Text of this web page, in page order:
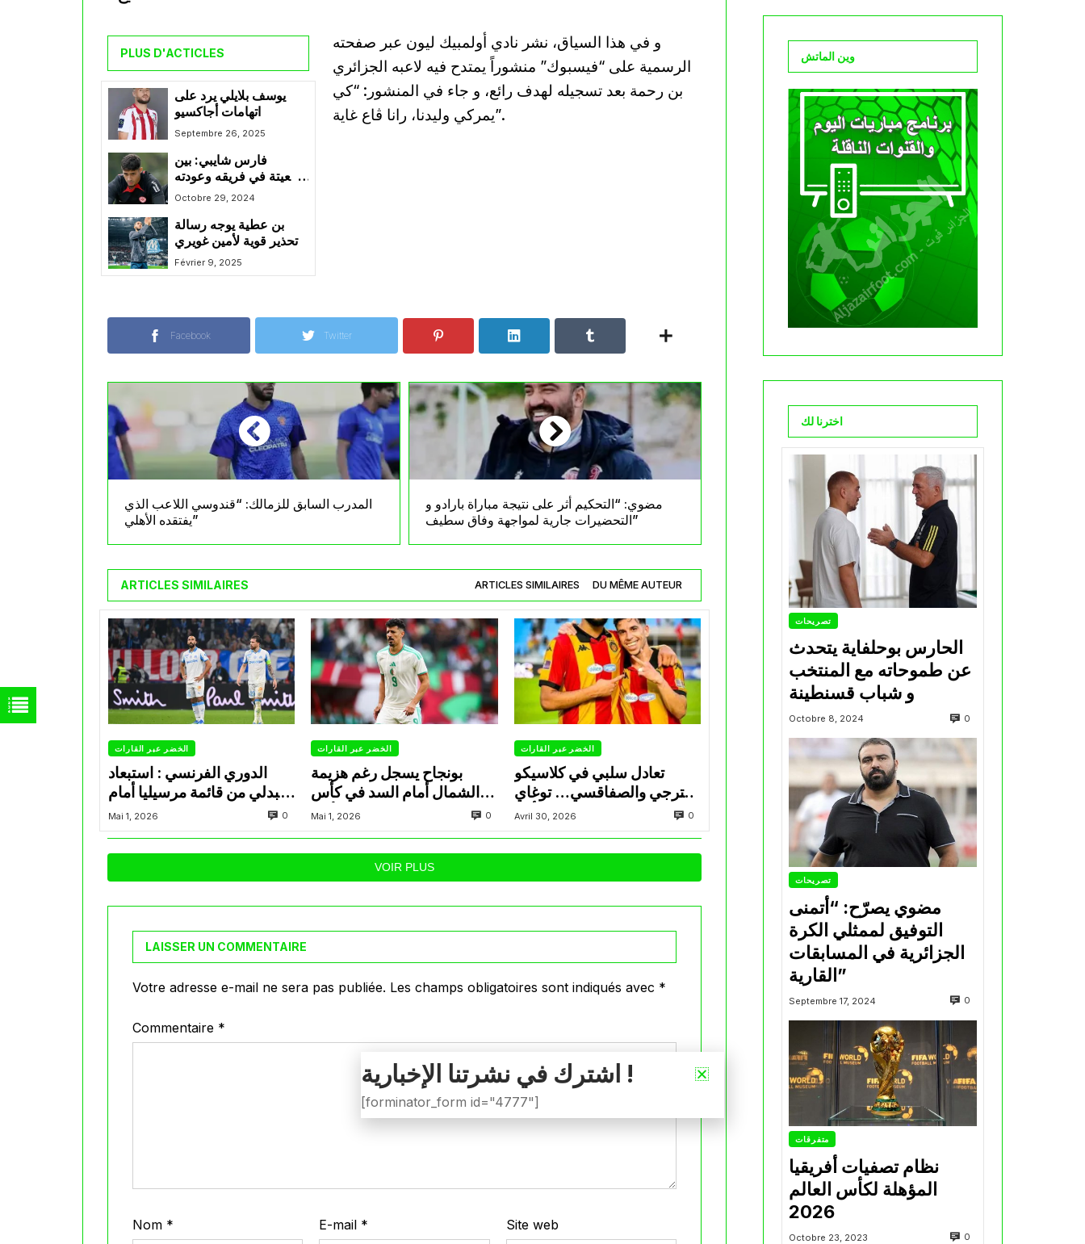
PLUS D'ACTICLES
يوسف بلايلي يرد على
اتهامات أجاكسيو
Septembre 26, 2025
فارس شايبي: بين
وضعيتة في فريقه وعودته
للمنتخب ،اللاعب مطالب
Octobre 29, 2024
بن عطية يوجه رسالة
تحذير قوية لأمين غويري
Février 9, 2025
و في هذا السياق، نشر نادي أولمبيك ليون عبر صفحته
الرسمية على “فيسبوك” منشوراً يمتدح فيه لاعبه الجزائري
بن رحمة بعد تسجيله لهدف رائع، و جاء في المنشور: “كي
يمركي وليدنا، رانا ڨاع غاية”.
Facebook Twitter
المدرب السابق للزمالك: “قندوسي اللاعب الذي
يفتقده الأهلي”
مضوي: “التحكيم أثر على نتيجة مباراة بارادو و
التحضيرات جارية لمواجهة وفاق سطيف”
ARTICLES SIMILAIRES ARTICLES SIMILAIRES DU MÊME AUTEUR
الخضر عبر القارات
الدوري الفرنسي : استبعاد
عبدلي من قائمة مرسيليا أمام
نانت
Mai 1, 2026 0
الخضر عبر القارات
بونجاح يسجل رغم هزيمة
الشمال أمام السد في كأس
الأمير
Mai 1, 2026 0
الخضر عبر القارات
تعادل سلبي في كلاسيكو
الترجي والصفاقسي… توغاي
يهدر ركلة جزاء وبوعالية يتألق
Avril 30, 2026 0
VOIR PLUS
LAISSER UN COMMENTAIRE
Votre adresse e-mail ne sera pas publiée. Les champs obligatoires sont indiqués avec *
Commentaire *
Nom * E-mail * Site web
وين الماتش
اخترنا لك
تصريحات
الحارس بوحلفاية يتحدث
عن طموحاته مع المنتخب
و شباب قسنطينة
Octobre 8, 2024 0
تصريحات
مضوي يصرّح: “أتمنى
التوفيق لممثلي الكرة
الجزائرية في المسابقات
القارية”
Septembre 17, 2024 0
متفرقات
نظام تصفيات أفريقيا
المؤهلة لكأس العالم
2026
Octobre 23, 2023 0
اشترك في نشرتنا الإخبارية !
[forminator_form id="4777"]